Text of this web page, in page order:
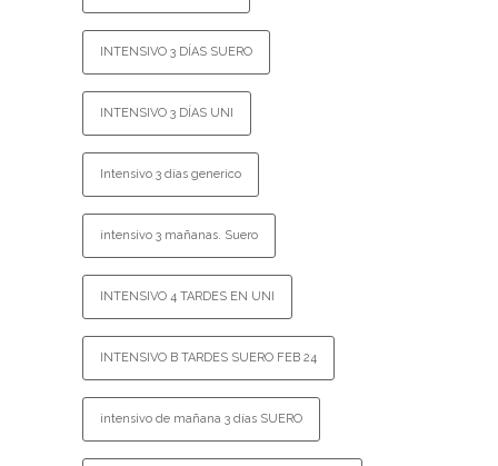
INTENSIVO 3 DÍAS SUERO
INTENSIVO 3 DÍAS UNI
Intensivo 3 días generico
intensivo 3 mañanas. Suero
INTENSIVO 4 TARDES EN UNI
INTENSIVO B TARDES SUERO FEB 24
intensivo de mañana 3 días SUERO